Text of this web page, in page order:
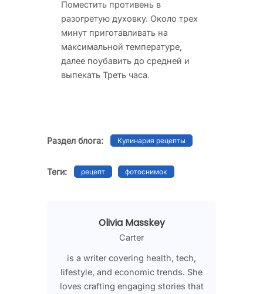
Поместить противень в
разогретую духовку. Около трех
минут приготавливать на
максимальной температуре,
далее поубавить до средней и
выпекать Треть часа.
Раздел блога: Кулинария рецепты
Теги: рецепт фотоснимок
Olivia Masskey
Carter
is a writer covering health, tech,
lifestyle, and economic trends. She
loves crafting engaging stories that